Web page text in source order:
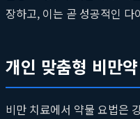
장하고, 이는 곧 성공적인
개인 맞춤형 비만
비만 치료에서 약물 요법은